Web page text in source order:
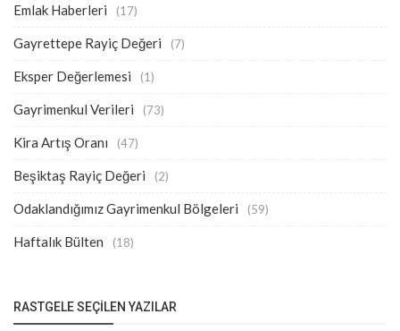
Emlak Haberleri (17)
Gayrettepe Rayiç Değeri (7)
Eksper Değerlemesi (1)
Gayrimenkul Verileri (73)
Kira Artış Oranı (47)
Beşiktaş Rayiç Değeri (2)
Odaklandığımız Gayrimenkul Bölgeleri (59)
Haftalık Bülten (18)
RASTGELE SEÇILEN YAZILAR